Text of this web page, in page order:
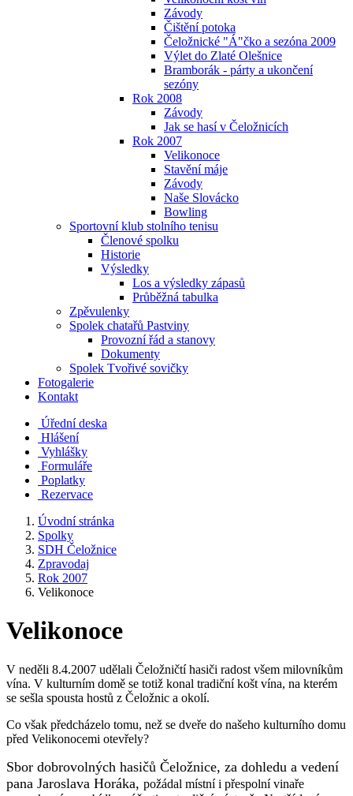
Závody
Čištění potoka
Čeložnické "Á"čko a sezóna 2009
Výlet do Zlaté Olešnice
Bramborák - párty a ukončení
sezóny
Rok 2008
Závody
Jak se hasí v Čeložnicích
Rok 2007
Velikonoce
Stavění máje
Závody
Naše Slovácko
Bowling
Sportovní klub stolního tenisu
Členové spolku
Historie
Výsledky
Los a výsledky zápasů
Průběžná tabulka
Zpěvulenky
Spolek chatařů Pastviny
Provozní řád a stanovy
Dokumenty
Spolek Tvořivé sovičky
Fotogalerie
Kontakt
Úřední deska
Hlášení
Vyhlášky
Formuláře
Poplatky
Rezervace
Úvodní stránka
Spolky
SDH Čeložnice
Zpravodaj
Rok 2007
Velikonoce
Velikonoce
V neděli 8.4.2007 udělali Čeložničtí hasiči radost všem milovníkům
vína. V kulturním domě se totiž konal tradiční košt vína, na kterém
se sešla spousta hostů z Čeložnic a okolí.
Co však předcházelo tomu, než se dveře do našeho kulturního domu
před Velikonocemi otevřely?
Sbor dobrovolných hasičů Čeložnice, za dohledu a vedení
pana Jaroslava Horáka, požádal místní i přespolní vinaře